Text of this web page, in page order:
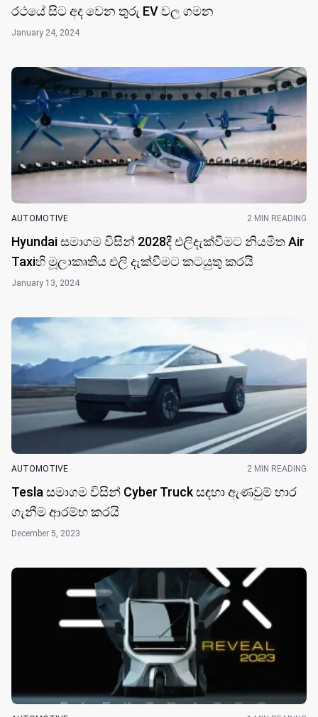
රථයේ සිට අද වෙන තුරු EV වල ගම​න
January 24, 2024
AUTOMOTIVE 2 MIN READING
Hyundai සමාගම විසින් 2028දී එලිදැක්වීමට නියමිත Air
Taxiහි මූලාකෘතිය එලි දැක්වීමට කටයුතු කර​යි
January 13, 2024
AUTOMOTIVE 2 MIN READING
Tesla සමාගම විසි​න් Cyber Truck ​සඳහා ඇණවුම් භාර
ගැනීම ආරම්භ කර​යි
December 5, 2023